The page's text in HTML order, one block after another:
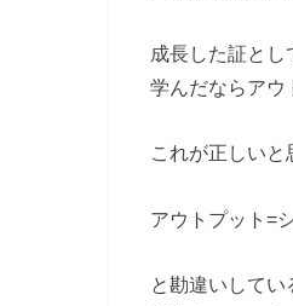
成長した証と
学んだならアウ
これが正しい
アウトプット=
と勘違いして